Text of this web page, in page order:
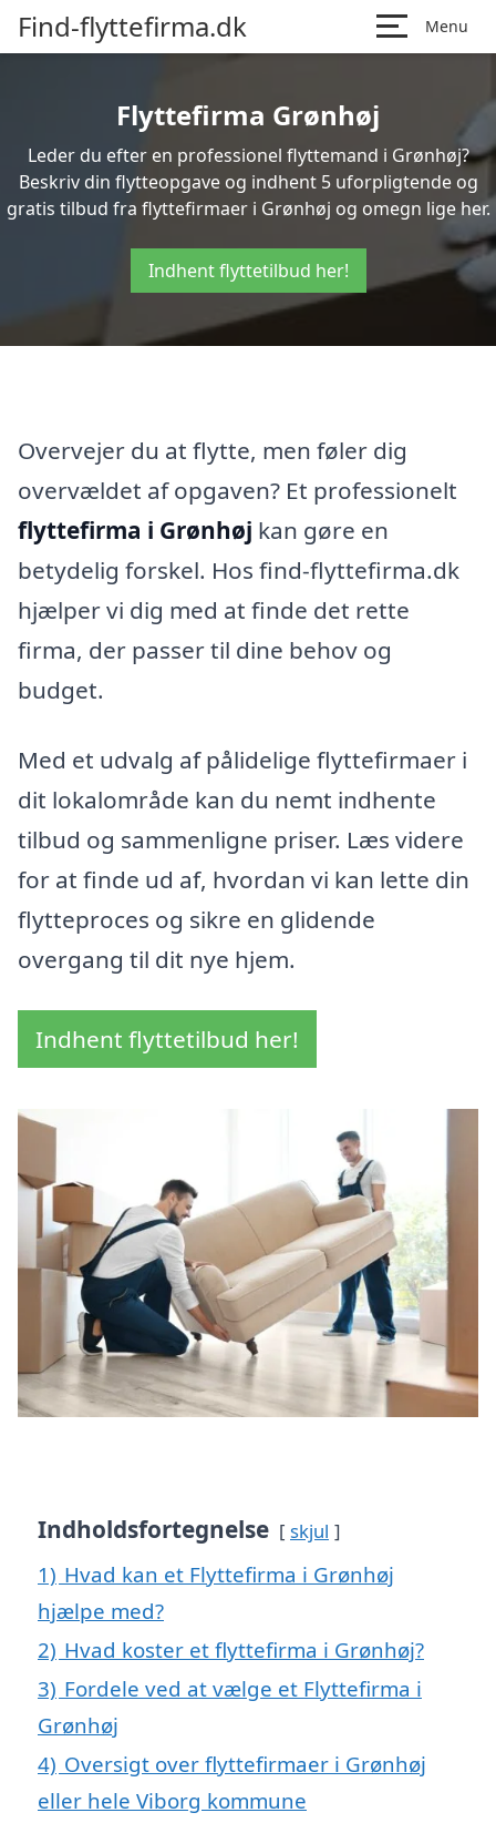
Find-flyttefirma.dk Menu
Flyttefirma Grønhøj
Leder du efter en professionel flyttemand i Grønhøj?
Beskriv din flytteopgave og indhent 5 uforpligtende og
gratis tilbud fra flyttefirmaer i Grønhøj og omegn lige her.
Indhent flyttetilbud her!
Overvejer du at flytte, men føler dig
overvældet af opgaven? Et professionelt
flyttefirma i Grønhøj kan gøre en
betydelig forskel. Hos find-flyttefirma.dk
hjælper vi dig med at finde det rette
firma, der passer til dine behov og
budget.
Med et udvalg af pålidelige flyttefirmaer i
dit lokalområde kan du nemt indhente
tilbud og sammenligne priser. Læs videre
for at finde ud af, hvordan vi kan lette din
flytteproces og sikre en glidende
overgang til dit nye hjem.
Indhent flyttetilbud her!
Indholdsfortegnelse skjul
1) Hvad kan et Flyttefirma i Grønhøj
hjælpe med?
2) Hvad koster et flyttefirma i Grønhøj?
3) Fordele ved at vælge et Flyttefirma i
Grønhøj
4) Oversigt over flyttefirmaer i Grønhøj
eller hele Viborg kommune